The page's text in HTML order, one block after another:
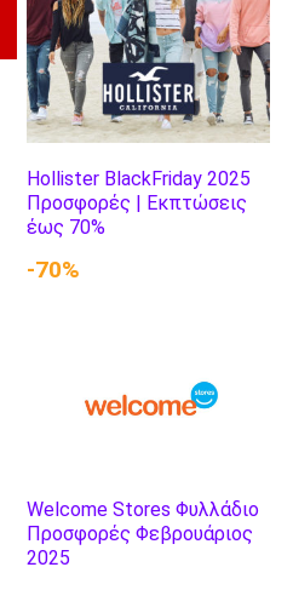
Hollister BlackFriday 2025
Προσφορές | Εκπτώσεις
έως 70%
-70%
Welcome Stores Φυλλάδιο
Προσφορές Φεβρουάριος
2025